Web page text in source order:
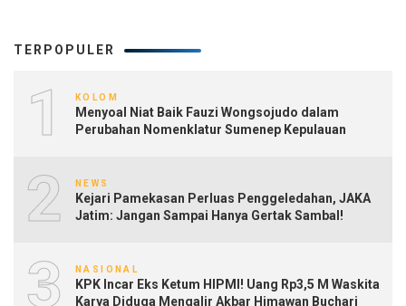
TERPOPULER
1 KOLOM
Menyoal Niat Baik Fauzi Wongsojudo dalam
Perubahan Nomenklatur Sumenep Kepulauan
2 NEWS
Kejari Pamekasan Perluas Penggeledahan, JAKA
Jatim: Jangan Sampai Hanya Gertak Sambal!
3 NASIONAL
KPK Incar Eks Ketum HIPMI! Uang Rp3,5 M Waskita
Karya Diduga Mengalir Akbar Himawan Buchari